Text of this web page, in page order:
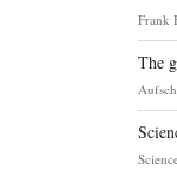
Frank
The